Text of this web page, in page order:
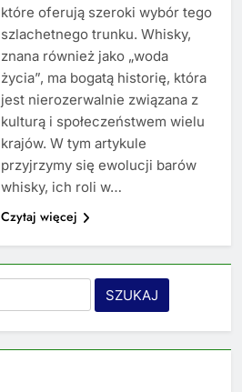
które oferują szeroki wybór tego
szlachetnego trunku. Whisky,
znana również jako „woda
życia”, ma bogatą historię, która
jest nierozerwalnie związana z
kulturą i społeczeństwem wielu
krajów. W tym artykule
przyjrzymy się ewolucji barów
whisky, ich roli w…
Czytaj więcej